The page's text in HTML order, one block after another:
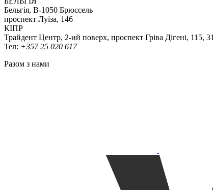
Бельгія, В-1050 Брюссель
проспект Луїза, 146
КІПР
Трайдент Центр, 2-ий поверх, проспект Гріва Дігені, 115,
Тел: +357 25 020 617
Разом з нами